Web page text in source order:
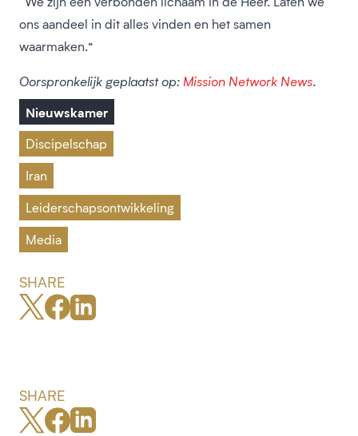
ons aandeel in dit alles vinden en het samen
waarmaken.”
Oorspronkelijk geplaatst op: Mission Network News.
Nieuwskamer
Discipelschap
Iran
Leiderschapsontwikkeling
Media
SHARE
SHARE